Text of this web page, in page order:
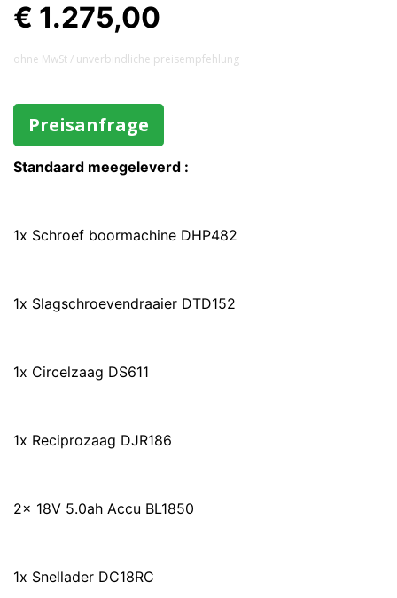
€ 1.275,00
ohne MwSt / unverbindliche preisempfehlung
Preisanfrage
Standaard meegeleverd :
1x Schroef boormachine DHP482
1x Slagschroevendraaier DTD152
1x Circelzaag DS611
1x Reciprozaag DJR186
2x 18V 5.0ah Accu BL1850
1x Snellader DC18RC